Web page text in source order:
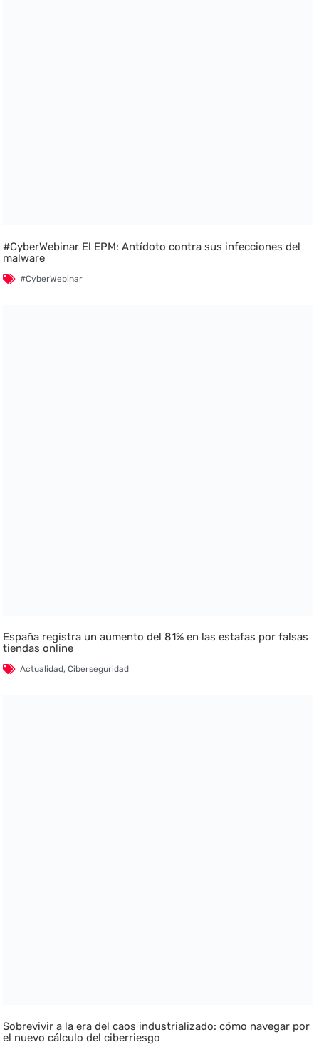
#CyberWebinar El EPM: Antídoto contra sus infecciones del
malware
#CyberWebinar
España registra un aumento del 81% en las estafas por falsas
tiendas online
Actualidad,Ciberseguridad
Sobrevivir a la era del caos industrializado: cómo navegar por
el nuevo cálculo del ciberriesgo